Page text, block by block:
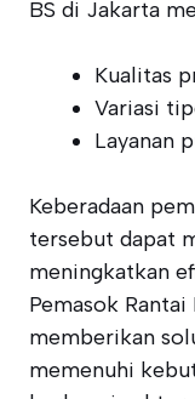
BS di Jakarta
Kualitas
Variasi
Layanan
Keberadaan
tersebut dapat
meningkatkan
Pemasok
memberikan
memenuhi